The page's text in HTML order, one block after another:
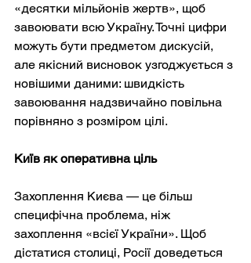
«десятки мільйонів жертв», щоб
завоювати всю Україну. Точні цифри
можуть бути предметом дискусій,
але якісний висновок узгоджується з
новішими даними: швидкість
завоювання надзвичайно повільна
порівняно з розміром цілі.
Київ як оперативна ціль
Захоплення Києва — це більш
специфічна проблема, ніж
захоплення «всієї України». Щоб
дістатися столиці, Росії доведеться